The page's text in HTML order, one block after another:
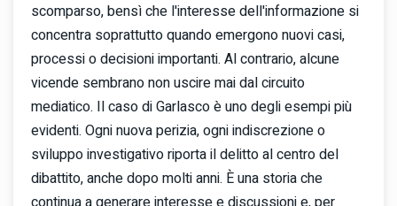
scomparso, bensì che l'interesse dell'informazione si
concentra soprattutto quando emergono nuovi casi,
processi o decisioni importanti. Al contrario, alcune
vicende sembrano non uscire mai dal circuito
mediatico. Il caso di Garlasco è uno degli esempi più
evidenti. Ogni nuova perizia, ogni indiscrezione o
sviluppo investigativo riporta il delitto al centro del
dibattito, anche dopo molti anni. È una storia che